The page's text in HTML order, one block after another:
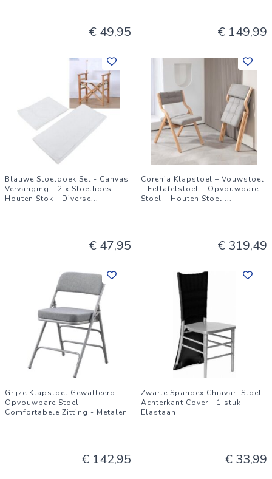
€ 49,95 € 149,99
Blauwe Stoeldoek Set - Canvas
Vervanging - 2 x Stoelhoes -
Houten Stok - Diverse...
€ 47,95
Corenia Klapstoel – Vouwstoel
– Eettafelstoel – Opvouwbare
Stoel – Houten Stoel ...
€ 319,49
Grijze Klapstoel Gewatteerd -
Opvouwbare Stoel -
Comfortabele Zitting - Metalen
...
€ 142,95
Zwarte Spandex Chiavari Stoel
Achterkant Cover - 1 stuk -
Elastaan
€ 33,99